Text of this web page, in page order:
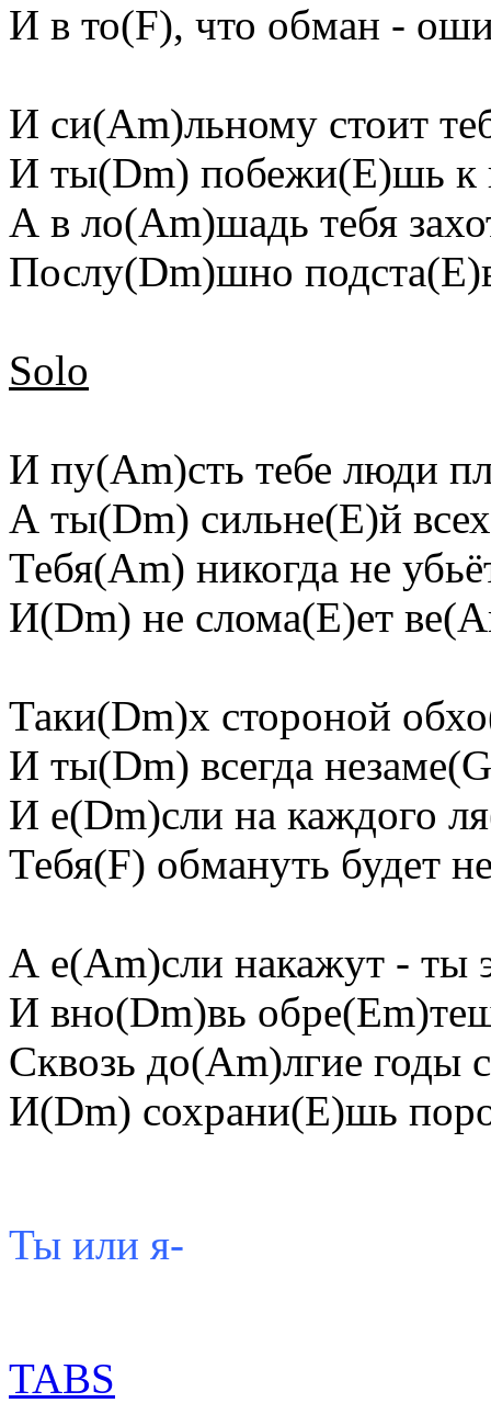
И в то(F), что обман -
И си(Am)льному стоит
И ты(Dm) побежи(E)шь к
А в ло(Am)шадь тебя
Послу(Dm)шно
Solo
И пу(Am)сть тебе люди
А ты(Dm) сильне(E)й
Тебя(Am) никогда не
И(Dm) не слома(E)ет
Таки(Dm)х стороной
И ты(Dm) всегда
И е(Dm)сли на каждого
Тебя(F) обмануть будет
А е(Am)сли накажут - ты
И вно(Dm)вь
Сквозь до(Am)лгие годы
И(Dm) сохрани(E)шь
Ты или я-
TABS